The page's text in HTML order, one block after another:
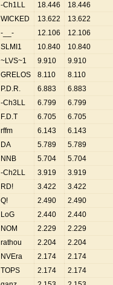
-Ch1LL 18.446 18.446
WICKED 13.622 13.622
-__- 12.106 12.106
SLMI1 10.840 10.840
~LVS~1 9.910 9.910
GRELOS 8.110 8.110
P.D.R. 6.883 6.883
-Ch3LL 6.799 6.799
F.D.T 6.705 6.705
rffm 6.143 6.143
DA 5.789 5.789
NNB 5.704 5.704
-Ch2LL 3.919 3.919
RD! 3.422 3.422
Q! 2.490 2.490
LoG 2.440 2.440
NOM 2.229 2.229
rathou 2.204 2.204
NVEra 2.174 2.174
TOPS 2.174 2.174